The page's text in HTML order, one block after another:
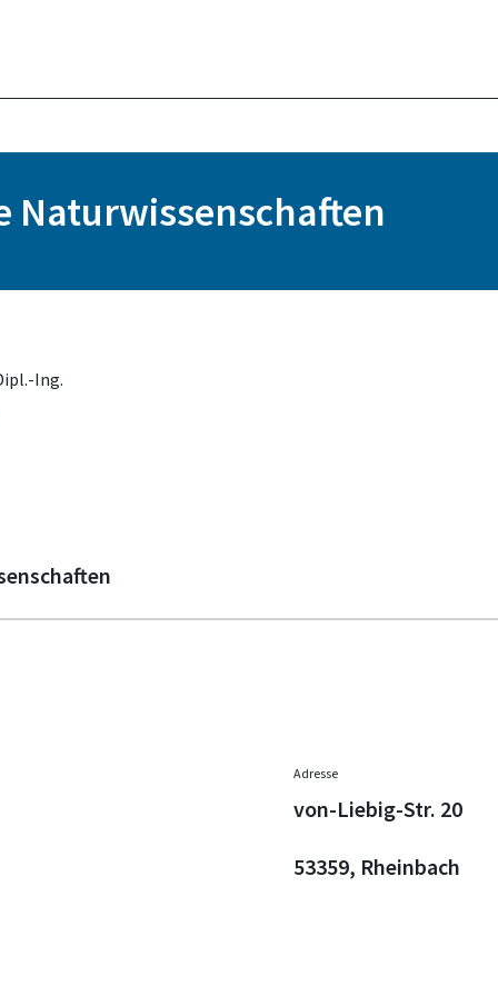
Naturwissenschaften
Ing.
Adresse
von-Liebig-Str. 20
53359, Rheinbach